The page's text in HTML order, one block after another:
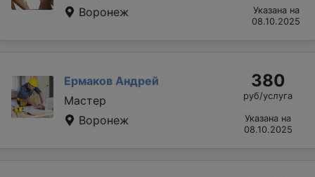
Воронеж
Указана на
08.10.2025
Ермаков Андрей
Мастер
Воронеж
380
руб/услуга
Указана на
08.10.2025